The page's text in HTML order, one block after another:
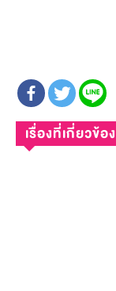
เรื่องที่เกี่ยวข้อง